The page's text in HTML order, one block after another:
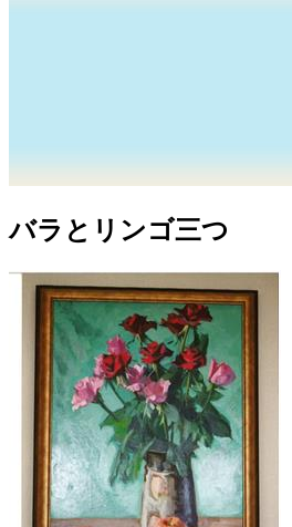
バラとリンゴ三つ